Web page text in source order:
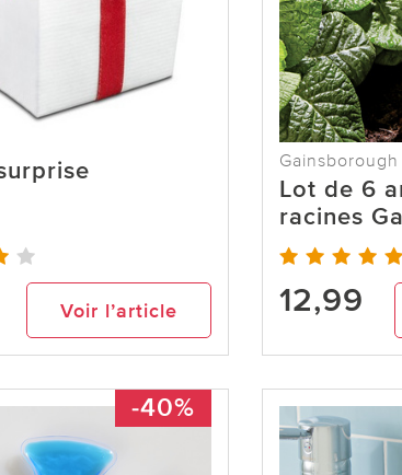
Voir l’article
Gainsborough
Lot de 6
racines
12,99
-40%